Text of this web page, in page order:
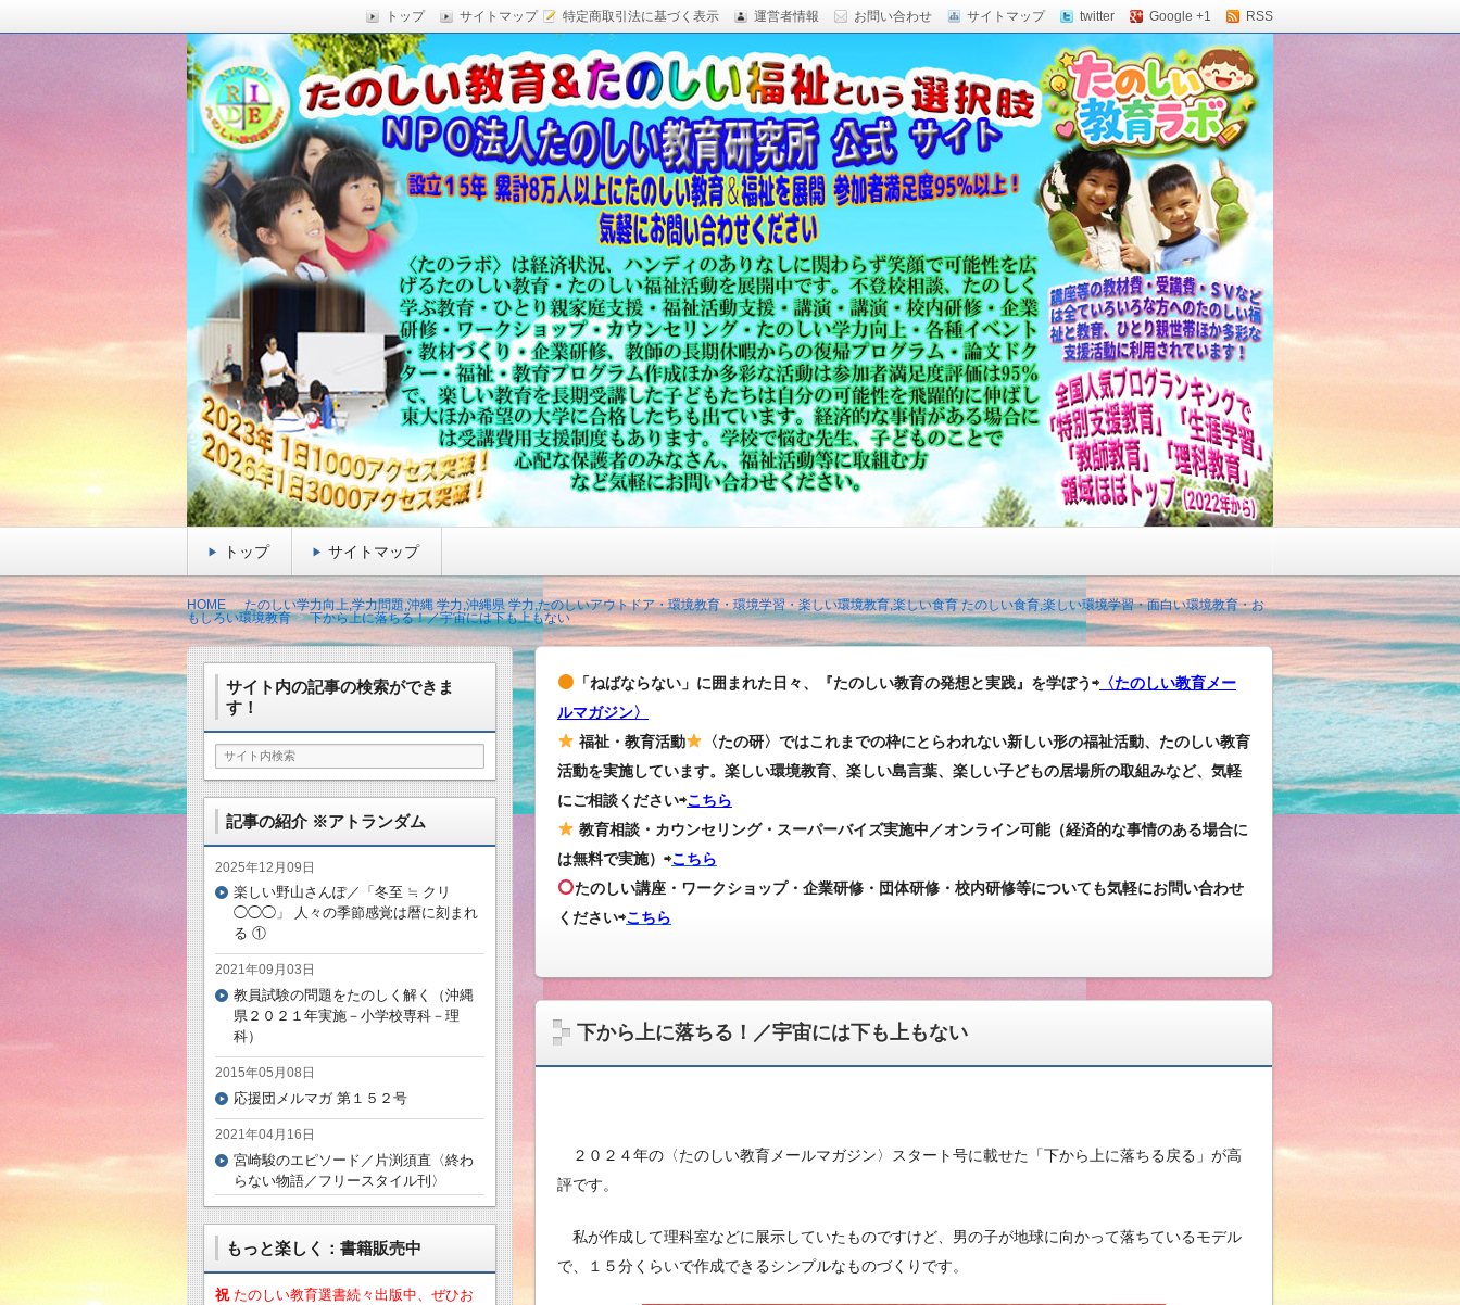
特定商取引法に基づく表示 運営者情報 お問い合わせ サイトマップ twitter Google +1 RSS
トップ サイトマップ
たのしい教育研究所（沖縄）公式サイト
楽しい授業,たのしい授業,楽しい自由研究,面白い自由研究,楽しい福祉活動,楽しい授業がした
い,RIDE,沖縄県 教育,たのしい授業,たのしい教育 日本一,Research Institute Delightful
Education,楽しい授業,教育技術,教育方法,内発的動機づけ,沖縄 学力問題,教材 ネタ,授業ネタ,学
力向上,教育技術,教育方法,沖縄 教育問題,enjoyable educationes,グッジョブ,カリスマ教師,沖縄
教員採用試験,沖縄 教育,たのしい教育,沖縄の学力,仮説実験授業,たのしい講演,楽しい講演,楽しい
科学,たのしい科学,たのしく学び 一生ものの「賢さ・学力」を,自由研究,いっきゅう先生,いっきゅ
う,いっきゅうハカセ,アドラー 心理学,面白い,沖縄 学力問題,授業名人,RIDE,PEALカウンセリン
グ,教員採用試験,名人,採用試験,合格,セミナー,研修,板倉聖宣,ＬＥＡＰカウンセリング,LEAP,学力
向上,沖縄の教育,たのしい学力,補習,読み語り,読み聞かせ,授業ネタ,授業アイディア,教育をたのし
さでクリエイトするプロフェッショなる集団,学ぶこと本来のたのしさと賢さを沖縄から世界へ,設
立四年で17000人以上に授業を実施,99％の高い評価,仮説実験授,楽しい学力向上,たのしい学力,自
由研究.しまくとぅば,島言葉,
トップ サイトマップ
HOME
たのしい学力向上,学力問題,沖縄 学力,沖縄県 学力,たのしいアウトドア・環境教育・環境学習・楽しい環境教育,楽しい食育 たのしい食育,楽しい環境学習・面白い環境教育・お
もしろい環境教育
下から上に落ちる！／宇宙には下も上もない
「ねばならない」に囲まれた日々、『たのしい教育の発想と実践』を学ぼう⇨〈たのしい教育メー
ルマガジン〉
福祉・教育活動
〈たの研〉ではこれまでの枠にとらわれない新しい形の福祉活動、たのしい教育
活動を実施しています。楽しい環境教育、楽しい島言葉、楽しい子どもの居場所の取組みなど、気軽
にご相談ください⇨こちら
教育相談・カウンセリング・スーパーバイズ実施中／オンライン可能（経済的な事情のある場合に
は無料で実施）⇨こちら
たのしい講座・ワークショップ・企業研修・団体研修・校内研修等についても気軽にお問い合わせ
ください⇨こちら
下から上に落ちる！／宇宙には下も上もない
２０２４年の〈たのしい教育メールマガジン〉スタート号に載せた「下から上に落ちる戻る」が高
評です。
私が作成して理科室などに展示していたものですけど、男の子が地球に向かって落ちているモデル
で、１５分くらいで作成できるシンプルなものづくりです。
サイト内の記事の検索ができま
す！
記事の紹介 ※アトランダム
2025年12月09日
楽しい野山さんぽ／「冬至 ≒ クリ
◯◯◯」 人々の季節感覚は暦に刻まれ
る ①
2021年09月03日
教員試験の問題をたのしく解く（沖縄
県２０２１年実施－小学校専科－理
科）
2015年05月08日
応援団メルマガ 第１５２号
2021年04月16日
宮崎駿のエピソード／片渕須直〈終わ
らない物語／フリースタイル刊〉
もっと楽しく：書籍販売中
祝 たのしい教育選書続々出版中、ぜひお